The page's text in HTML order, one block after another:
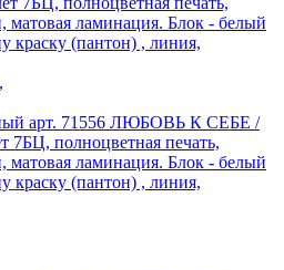
арт. 71556 ЛЮБОВЬ К СЕБЕ /
7БЦ, полноцветная печать,
матовая ламинация. Блок - белый
краску (пантон) , линия,